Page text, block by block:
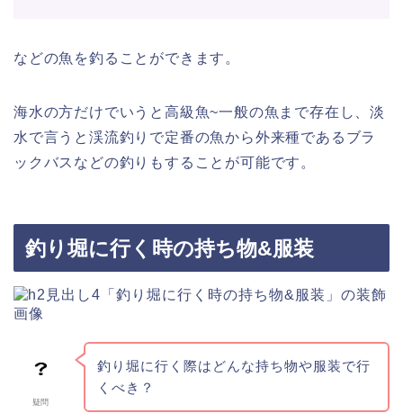
などの魚を釣ることができます。
海水の方だけでいうと高級魚~一般の魚まで存在し、淡
水で言うと渓流釣りで定番の魚から外来種であるブラ
ックバスなどの釣りもすることが可能です。
釣り堀に行く時の持ち物&服装
疑問
釣り堀に行く際はどんな持ち物や服装で行
くべき？